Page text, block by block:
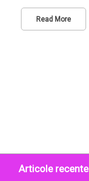
Read More
Articole recente